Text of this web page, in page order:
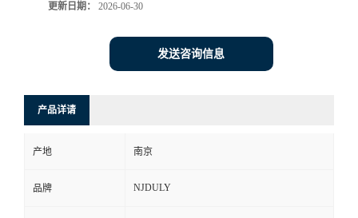
更新日期： 2026-06-30
发送咨询信息
产品详请
产地 南京
品牌 NJDULY